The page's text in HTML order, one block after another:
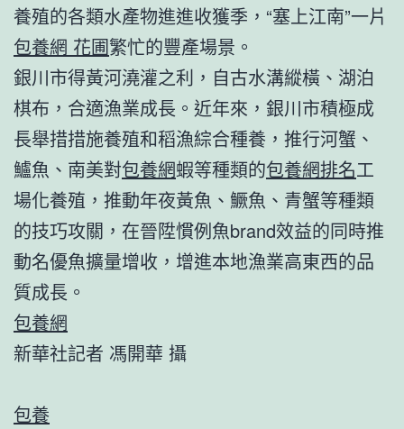
養殖的各類水產物進進收獲季，“塞上江南”一片
包養網 花圃繁忙的豐產場景。
銀川市得黃河澆灌之利，自古水溝縱橫、湖泊
棋布，合適漁業成長。近年來，銀川市積極成
長舉措措施養殖和稻漁綜合種養，推行河蟹、
鱸魚、南美對包養網蝦等種類的包養網排名工
場化養殖，推動年夜黃魚、鱖魚、青蟹等種類
的技巧攻關，在晉陞慣例魚brand效益的同時推
動名優魚擴量增收，增進本地漁業高東西的品
質成長。
包養網
新華社記者 馮開華 攝
包養